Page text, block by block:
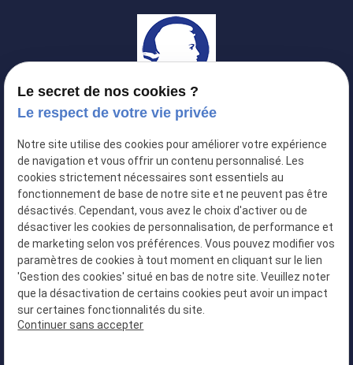
Huissier 06
Huissier de justice à
04 13 68 49 07
31 Rue de Paris, 06000 NICE
Le secret de nos cookies ?
Le respect de votre vie privée
Notre site utilise des cookies pour améliorer votre expérience
de navigation et vous offrir un contenu personnalisé. Les
cookies strictement nécessaires sont essentiels au
fonctionnement de base de notre site et ne peuvent pas être
désactivés. Cependant, vous avez le choix d'activer ou de
désactiver les cookies de personnalisation, de performance et
de marketing selon vos préférences. Vous pouvez modifier vos
paramètres de cookies à tout moment en cliquant sur le lien
'Gestion des cookies' situé en bas de notre site. Veuillez noter
que la désactivation de certains cookies peut avoir un impact
sur certaines fonctionnalités du site.
Continuer sans accepter